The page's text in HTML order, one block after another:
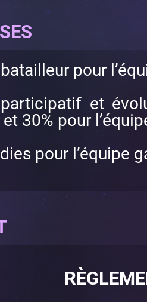
pour
et
30% pour
pour l’équipe